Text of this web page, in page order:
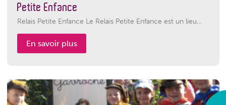
Petite Enfance
Relais Petite Enfance Le Relais Petite Enfance est un lieu...
En savoir plus